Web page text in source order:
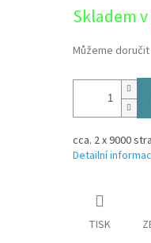
cena:
Skladem
Můžeme
cca. 2 x 9000
Detailní
TISK